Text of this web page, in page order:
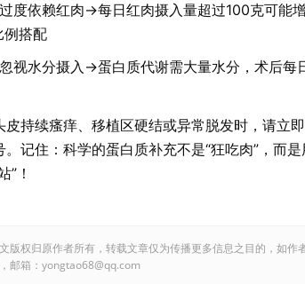
过度依赖红肉→每日红肉摄入量超过100克可能
例搭配
忽视水分摄入→蛋白质代谢需大量水分，术后
皮持续瘙痒、移植区硬结或异常脱发时，请
。记住：科学的蛋白质补充不是“狂吃肉”，而
”！
版权归原作者所有，转载文章仅为传播更多信息之目的，如
邮箱：yongtao68@qq.com